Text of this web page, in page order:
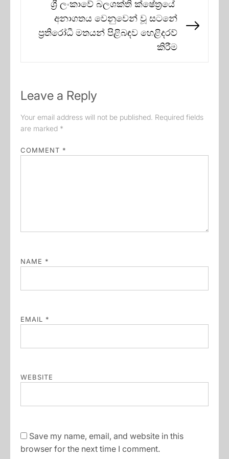
ශ්‍රී ලංකාවේ බලශක්ති ක්ෂේත්‍රයේ
අනාගතය වෙනුවෙන් වූ සටනේ
ප්‍රතිරෝධී මතයන් පිළිබඳව හෙළිදරව්
කිරීම
Leave a Reply
Your email address will not be published. Required fields
are marked *
COMMENT *
NAME *
EMAIL *
WEBSITE
Save my name, email, and website in this
browser for the next time I comment.